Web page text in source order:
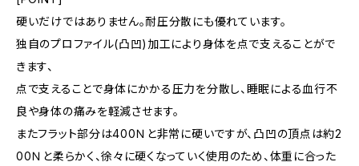
硬いだけではありません。耐圧分散にも優れています。
独自のプロファイル(凸凹)加工により身体を点で支えることがで
きます、
点で支えることで身体にかかる圧力を分散し、睡眠による血行不
良や身体の痛みを軽減させます。
またフラット部分は400Ｎと非常に硬いですが、凸凹の頂点は約2
00Ｎと柔らかく、徐々に硬くなっていく使用のため、体重に合った